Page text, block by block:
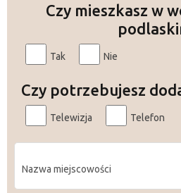
Czy mieszkasz w
Tak Nie
Czy potrzebujesz
Telewizja Telefon